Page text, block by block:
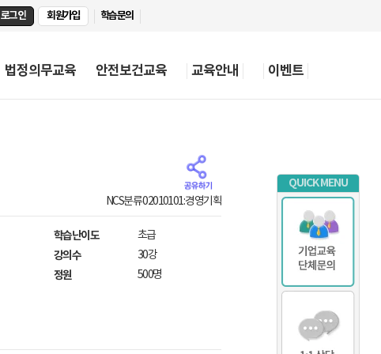
법정의무교육 안전보건교육 교육안내 이벤트
로그인 회원가입 학습문의
NCS분류 02010101: 경영기획
학습난이도 초급
강의수 30강
정원 500명
QUICK MENU